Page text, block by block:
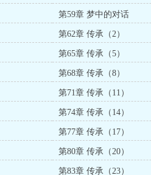
第59章 梦中的对话
第62章 传承（2）
第65章 传承（5）
第68章 传承（8）
第71章 传承（11）
第74章 传承（14）
第77章 传承（17）
第80章 传承（20）
第83章 传承（23）